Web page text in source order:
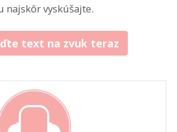
najskôr vyskúšajte.
text na zvuk teraz